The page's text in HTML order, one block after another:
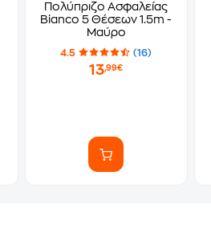
Πολύπριζο Ασφαλείας
Bianco 5 Θέσεων 1.5m -
Μαύρο
4.5 (16)
13,99€